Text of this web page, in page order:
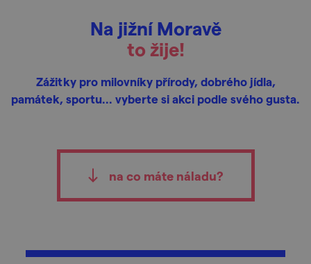
Na jižní Moravě
to žije!
Zážitky pro milovníky přírody, dobrého jídla,
památek, sportu... vyberte si akci podle svého gusta.
na co máte náladu?